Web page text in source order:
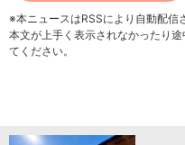
※本ニュースはRSSにより自動配信
本文が上手く表示されなかったり
てください。